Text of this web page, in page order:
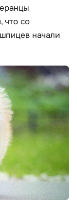
что со
начали